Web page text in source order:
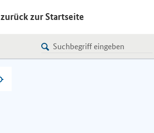
zurück zur Startseite